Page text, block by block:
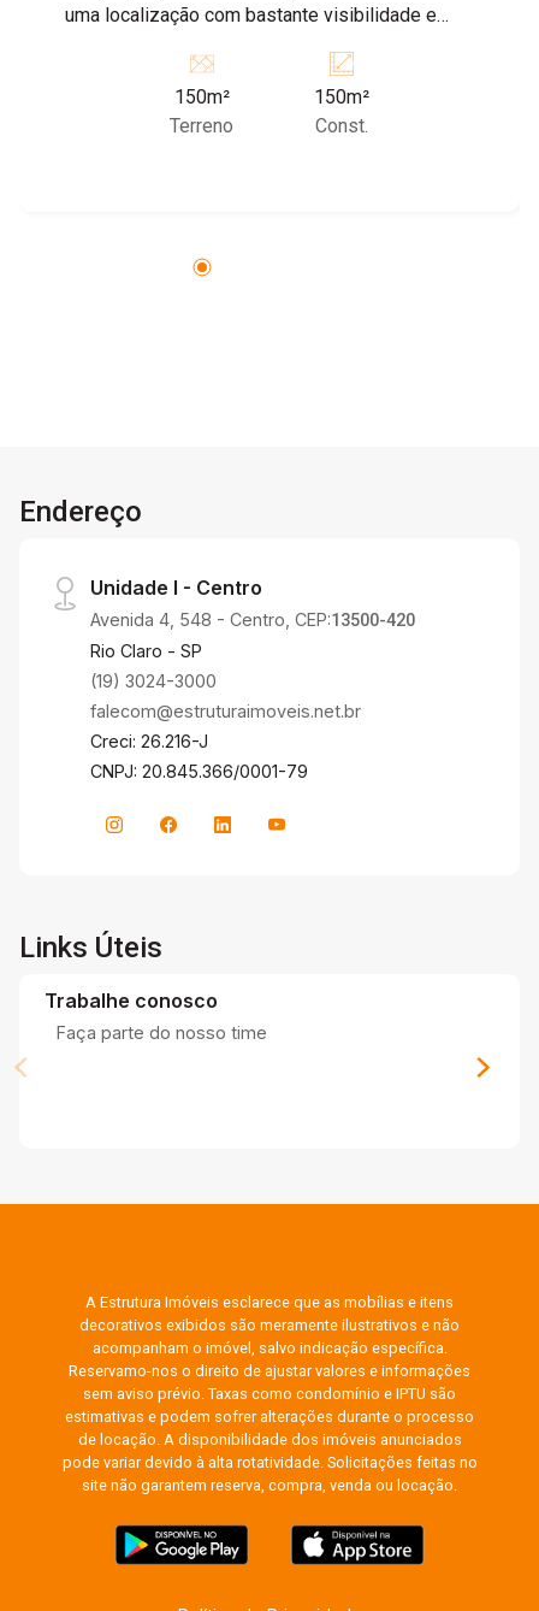
uma localização com bastante visibilidade e
banheiro social, lavabo, blindex e porta
comercial. Agende agora mesmo sua visita!
150m²
Terreno
150m²
Const.
Endereço
Unidade I - Centro
Avenida 4, 548 - Centro, CEP:13500-420
Rio Claro - SP
(19) 3024-3000
falecom@estruturaimoveis.net.br
Creci: 26.216-J
CNPJ: 20.845.366/0001-79
Links Úteis
Trabalhe conosco
Faça parte do nosso time
A Estrutura Imóveis esclarece que as mobílias e itens
decorativos exibidos são meramente ilustrativos e não
acompanham o imóvel, salvo indicação específica.
Reservamo-nos o direito de ajustar valores e informações
sem aviso prévio. Taxas como condomínio e IPTU são
estimativas e podem sofrer alterações durante o processo
de locação. A disponibilidade dos imóveis anunciados
pode variar devido à alta rotatividade. Solicitações feitas no
site não garantem reserva, compra, venda ou locação.